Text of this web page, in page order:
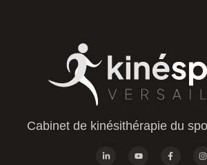
Cabinet de kinésithérapie du